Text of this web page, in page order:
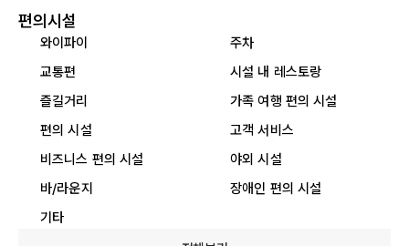
편의시설
와이파이
주차
교통편
시설 내 레스토랑
즐길거리
가족 여행 편의 시설
편의 시설
고객 서비스
비즈니스 편의 시설
야외 시설
바/라운지
장애인 편의 시설
기타